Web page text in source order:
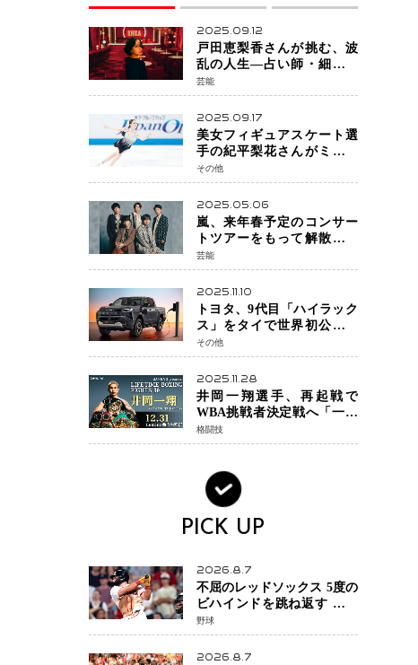
2025.09.12
戸田恵梨香さんが挑む、波
乱の人生―占い師・細木数
子をNetflixで実写化
芸能
2025.09.17
美女フィギュアスケート選
手の紀平梨花さんがミラノ
五輪出場断念 中部選手権欠
場を発表「安全最優先の判
断」
その他
2025.05.06
嵐、来年春予定のコンサー
トツアーをもって解散 フ
ァンクラブも2026年5月末で
活動終了
芸能
2025.11.10
トヨタ、9代目「ハイラック
ス」をタイで世界初公開
電動化戦略の象徴となる
BEVモデルを初設定
その他
2025.11.28
井岡一翔選手、再起戦で
WBA挑戦者決定戦へ「一番
やりたい」井上拓真選手と
の戦いも視野に
格闘技
PICK UP
2026.8.7
不屈のレッドソックス 5度の
ビハインドを跳ね返す 延長
13回サヨナラ勝ち 吉田正尚
選手も2安打1打点で貢献 4得
点以上は驚異の28連勝
野球
2026.8.7